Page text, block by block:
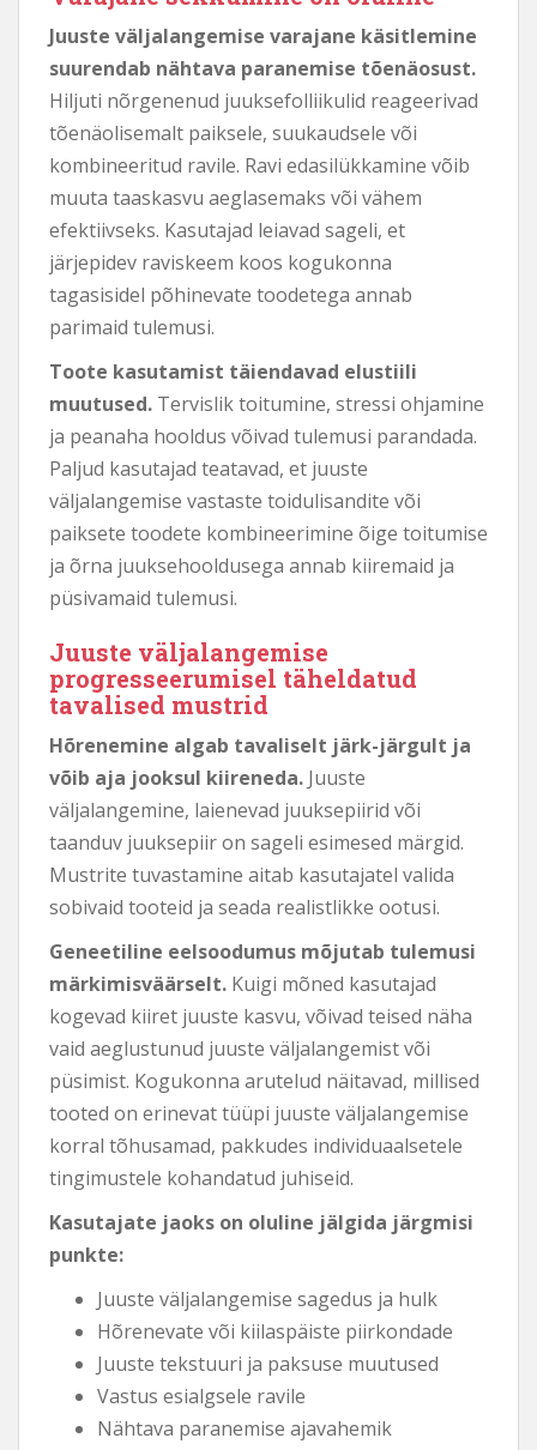
Juuste väljalangemise varajane käsitlemine
suurendab nähtava paranemise tõenäosust.
Hiljuti nõrgenenud juuksefolliikulid reageerivad
tõenäolisemalt paiksele, suukaudsele või
kombineeritud ravile. Ravi edasilükkamine võib
muuta taaskasvu aeglasemaks või vähem
efektiivseks. Kasutajad leiavad sageli, et
järjepidev raviskeem koos kogukonna
tagasisidel põhinevate toodetega annab
parimaid tulemusi.
Toote kasutamist täiendavad elustiili
muutused. Tervislik toitumine, stressi ohjamine
ja peanaha hooldus võivad tulemusi parandada.
Paljud kasutajad teatavad, et juuste
väljalangemise vastaste toidulisandite või
paiksete toodete kombineerimine õige toitumise
ja õrna juuksehooldusega annab kiiremaid ja
püsivamaid tulemusi.
Juuste väljalangemise
progresseerumisel täheldatud
tavalised mustrid
Hõrenemine algab tavaliselt järk-järgult ja
võib aja jooksul kiireneda. Juuste
väljalangemine, laienevad juuksepiirid või
taanduv juuksepiir on sageli esimesed märgid.
Mustrite tuvastamine aitab kasutajatel valida
sobivaid tooteid ja seada realistlikke ootusi.
Geneetiline eelsoodumus mõjutab tulemusi
märkimisväärselt. Kuigi mõned kasutajad
kogevad kiiret juuste kasvu, võivad teised näha
vaid aeglustunud juuste väljalangemist või
püsimist. Kogukonna arutelud näitavad, millised
tooted on erinevat tüüpi juuste väljalangemise
korral tõhusamad, pakkudes individuaalsetele
tingimustele kohandatud juhiseid.
Kasutajate jaoks on oluline jälgida järgmisi
punkte:
Juuste väljalangemise sagedus ja hulk
Hõrenevate või kiilaspäiste piirkondade
Juuste tekstuuri ja paksuse muutused
Vastus esialgsele ravile
Nähtava paranemise ajavahemik